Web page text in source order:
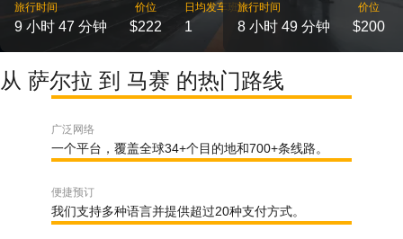
旅行时间
9 小时 47 分钟
价位
$222
日均发车班次
1
旅行时间
8 小时 49 分钟
价位
$200
从 萨尔拉 到 马赛 的热门路线
广泛网络
一个平台，覆盖全球34+个目的地和700+条线路。
便捷预订
我们支持多种语言并提供超过20种支付方式。